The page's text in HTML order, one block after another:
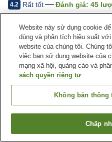
4.2 Rất tốt Đánh giá: 45
Tiện nghi chỗ nghỉ
Bãi đỗ xe
Xông hơi
Trang chủ Nhật Bản Tỉnh
Greenpark Shintotsukawa
Tìm
Website này sử dụng cookie
dùng và phân tích hiệu suất
website của chúng tôi. Chúng
việc bạn sử dụng website của
mạng xã hội, quảng cáo và
sách quyền riêng tư
Không bán thông
Chấp